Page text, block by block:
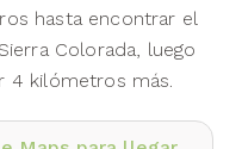
hasta encontrar el
Colorada, luego
4 kilómetros más.